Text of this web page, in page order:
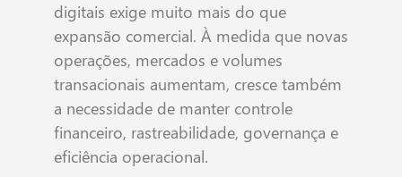
digitais exige muito mais do que
expansão comercial. À medida que novas
operações, mercados e volumes
transacionais aumentam, cresce também
a necessidade de manter controle
financeiro, rastreabilidade, governança e
eficiência operacional.